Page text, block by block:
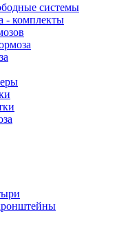
системы
- комплекты